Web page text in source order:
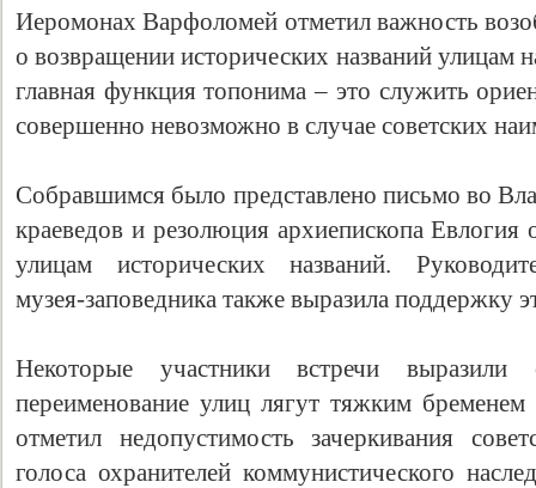
Иеромонах Варфоломей отметил важность
о возвращении исторических названий улицам
главная функция топонима – это служить
совершенно невозможно в случае советских
Собравшимся было представлено письмо во
краеведов и резолюция архиепископа
улицам исторических названий.
музея-заповедника также выразила поддержку
Некоторые участники встречи
переименование улиц лягут тяжким
отметил недопустимость зачеркивания
голоса охранителей коммунистического